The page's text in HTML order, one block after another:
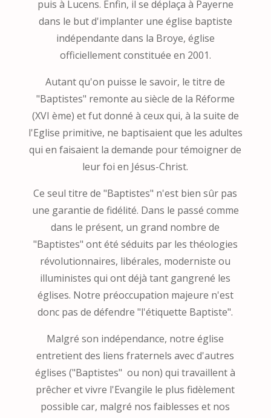
puis à Lucens. Enfin, il se déplaça à Payerne
dans le but d'implanter une église baptiste
indépendante dans la Broye, église
officiellement constituée en 2001.
Autant qu'on puisse le savoir, le titre de
"Baptistes" remonte au siècle de la Réforme
(XVI ème) et fut donné à ceux qui, à la suite de
l'Eglise primitive, ne baptisaient que les adultes
qui en faisaient la demande pour témoigner de
leur foi en Jésus-Christ.
Ce seul titre de "Baptistes" n'est bien sûr pas
une garantie de fidélité. Dans le passé comme
dans le présent, un grand nombre de
"Baptistes" ont été séduits par les théologies
révolutionnaires, libérales, moderniste ou
illuministes qui ont déjà tant gangrené les
églises. Notre préoccupation majeure n'est
donc pas de défendre "l'étiquette Baptiste".
Malgré son indépendance, notre église
entretient des liens fraternels avec d'autres
églises ("Baptistes" ou non) qui travaillent à
prêcher et vivre l'Evangile le plus fidèlement
possible car, malgré nos faiblesses et nos